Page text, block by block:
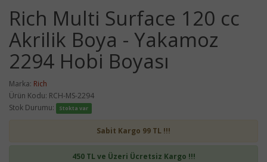
Rich Multi Surface 120 cc
Akrilik Boya - Yakamoz
2294 Hobi Boyası
Marka: Rich
Ürün Kodu: RCH-MS-2294
Stok Durumu:
Stokta var
Sabit Kargo 99 TL !!!
450 TL ve Üzeri Ücretsiz Kargo !!!